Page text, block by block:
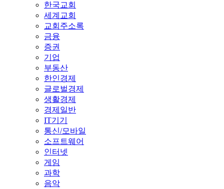
한국교회
세계교회
교회주소록
금융
증권
기업
부동산
한인경제
글로벌경제
생활경제
경제일반
IT기기
통신/모바일
소프트웨어
인터넷
게임
과학
음악